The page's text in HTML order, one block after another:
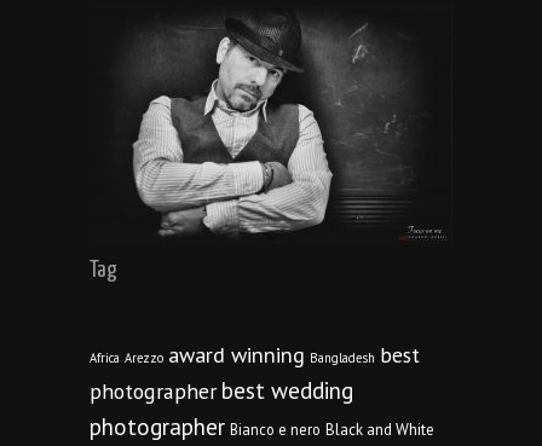
Tag
Africa Arezzo award winning Bangladesh best
photographer best wedding
photographer Bianco e nero Black and White